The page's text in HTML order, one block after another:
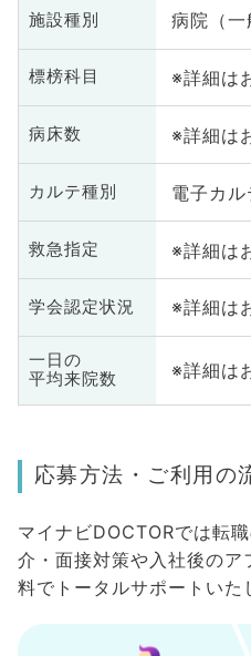
施設種別 病院（一
標榜科目 ※詳細は
病床数 ※詳細は
カルテ種別 電子カル
救急指定 ※詳細は
学会認定状況 ※詳細は
一日の
平均来院数
※詳細は
応募方法・ご利用の
マイナビDOCTORでは転
介・面接対策や入社後の
料でトータルサポートいた